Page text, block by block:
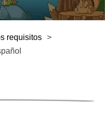
requisitos >